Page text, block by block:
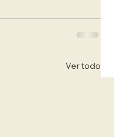
Ver todo